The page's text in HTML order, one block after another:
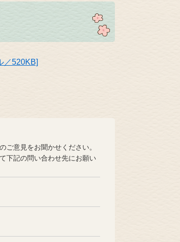
／520KB]
意見をお聞かせください。
下記の問い合わせ先にお願い